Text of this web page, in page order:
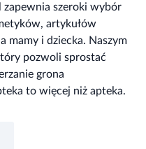
szeroki wybór
artykułów
mamy i dziecka. Naszym
pozwoli sprostać
grona
to więcej niż apteka.